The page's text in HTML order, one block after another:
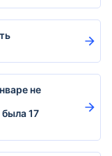
не
была 17